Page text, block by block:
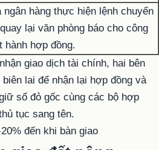
ngân hàng thực hiện lệnh chuyển
lại văn phòng báo cho công
hành hợp đồng.
giao dịch tài chính, hai bên
lai để nhận lại hợp đồng và
sổ đỏ gốc cùng các bộ hợp
tục sang tên.